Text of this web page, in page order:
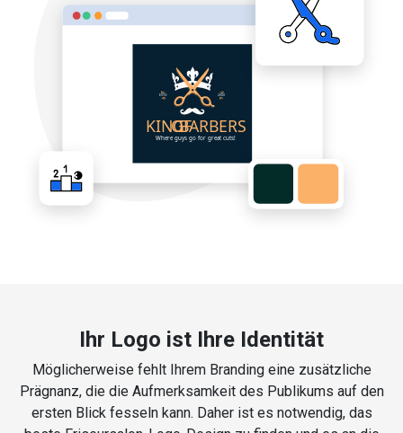
Ihr Logo ist Ihre Identität
Möglicherweise fehlt Ihrem Branding eine zusätzliche
Prägnanz, die die Aufmerksamkeit des Publikums auf den
ersten Blick fesseln kann. Daher ist es notwendig, das